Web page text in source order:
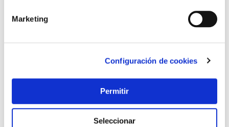
Marketing
Configuración de cookies
Permitir
Seleccionar
Tesa
42,25 €